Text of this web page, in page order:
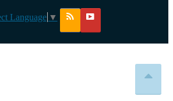
Language ▼